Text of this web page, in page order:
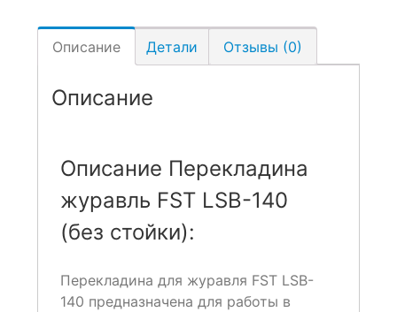
Описание Детали Отзывы (0)
Описание
Описание Перекладина
журавль FST LSB-140
(без стойки):
Перекладина для журавля FST LSB-
140 предназначена для работы в